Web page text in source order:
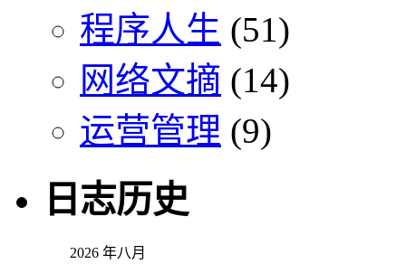
程序人生 (51)
网络文摘 (14)
运营管理 (9)
日志历史
2026 年八月